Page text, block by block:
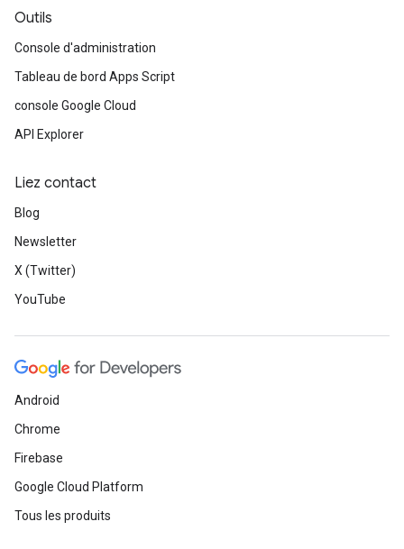
Outils
Console d'administration
Tableau de bord Apps Script
console Google Cloud
API Explorer
Liez contact
Blog
Newsletter
X (Twitter)
YouTube
Android
Chrome
Firebase
Google Cloud Platform
Tous les produits